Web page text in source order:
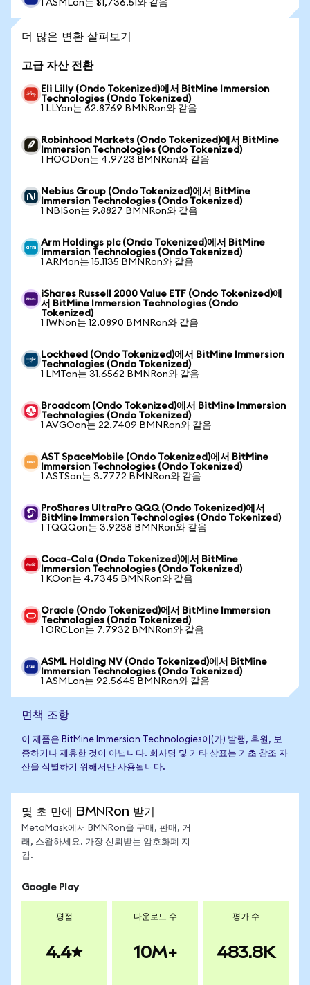
1 ASMLon는 $1,736.51와 같음
더 많은 변환 살펴보기
고급 자산 전환
Eli Lilly (Ondo Tokenized)에서 BitMine Immersion
Technologies (Ondo Tokenized)
1 LLYon는 62.8769 BMNRon와 같음
Robinhood Markets (Ondo Tokenized)에서 BitMine
Immersion Technologies (Ondo Tokenized)
1 HOODon는 4.9723 BMNRon와 같음
Nebius Group (Ondo Tokenized)에서 BitMine
Immersion Technologies (Ondo Tokenized)
1 NBISon는 9.8827 BMNRon와 같음
Arm Holdings plc (Ondo Tokenized)에서 BitMine
Immersion Technologies (Ondo Tokenized)
1 ARMon는 15.1135 BMNRon와 같음
iShares Russell 2000 Value ETF (Ondo Tokenized)에
서 BitMine Immersion Technologies (Ondo
Tokenized)
1 IWNon는 12.0890 BMNRon와 같음
Lockheed (Ondo Tokenized)에서 BitMine Immersion
Technologies (Ondo Tokenized)
1 LMTon는 31.6562 BMNRon와 같음
Broadcom (Ondo Tokenized)에서 BitMine Immersion
Technologies (Ondo Tokenized)
1 AVGOon는 22.7409 BMNRon와 같음
AST SpaceMobile (Ondo Tokenized)에서 BitMine
Immersion Technologies (Ondo Tokenized)
1 ASTSon는 3.7772 BMNRon와 같음
ProShares UltraPro QQQ (Ondo Tokenized)에서
BitMine Immersion Technologies (Ondo Tokenized)
1 TQQQon는 3.9238 BMNRon와 같음
Coca-Cola (Ondo Tokenized)에서 BitMine
Immersion Technologies (Ondo Tokenized)
1 KOon는 4.7345 BMNRon와 같음
Oracle (Ondo Tokenized)에서 BitMine Immersion
Technologies (Ondo Tokenized)
1 ORCLon는 7.7932 BMNRon와 같음
ASML Holding NV (Ondo Tokenized)에서 BitMine
Immersion Technologies (Ondo Tokenized)
1 ASMLon는 92.5645 BMNRon와 같음
면책 조항
이 제품은 BitMine Immersion Technologies이(가) 발행, 후원, 보
증하거나 제휴한 것이 아닙니다. 회사명 및 기타 상표는 기초 참조 자
산을 식별하기 위해서만 사용됩니다.
몇 초 만에 BMNRon 받기
MetaMask에서 BMNRon을 구매, 판매, 거
래, 스왑하세요. 가장 신뢰받는 암호화폐 지
갑.
Google Play
평점
4.4
다운로드 수
10M+
평가 수
483.8K